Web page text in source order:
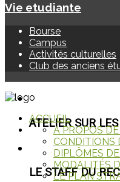
Vie etudiante
Bourse
Campus
Activités culturelles
Club des anciens
ACCUEIL
A PROPOS
CONDITIONS
DIPLÔMES
MODALITÉS
LE PLAN
ATELIER SUR
LE STAFF DU